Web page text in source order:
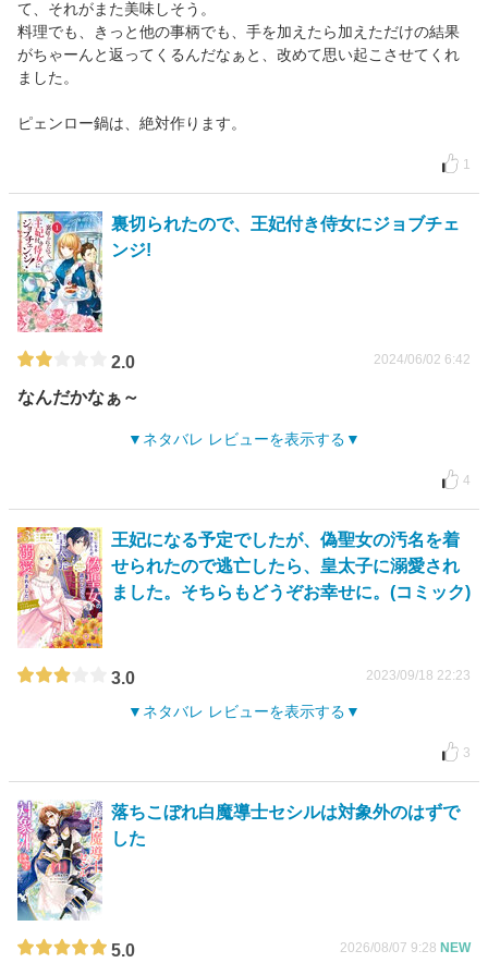
て、それがまた美味しそう。
料理でも、きっと他の事柄でも、手を加えたら加えただけの結果
がちゃーんと返ってくるんだなぁと、改めて思い起こさせてくれ
ました。
ピェンロー鍋は、絶対作ります。
1
裏切られたので、王妃付き侍女にジョブチェ
ンジ!
2.0 2024/06/02 6:42
なんだかなぁ～
ネタバレ レビューを表示する
4
王妃になる予定でしたが、偽聖女の汚名を着
せられたので逃亡したら、皇太子に溺愛され
ました。そちらもどうぞお幸せに。(コミック)
3.0 2023/09/18 22:23
ネタバレ レビューを表示する
3
落ちこぼれ白魔導士セシルは対象外のはずで
した
5.0 2026/08/07 9:28 NEW